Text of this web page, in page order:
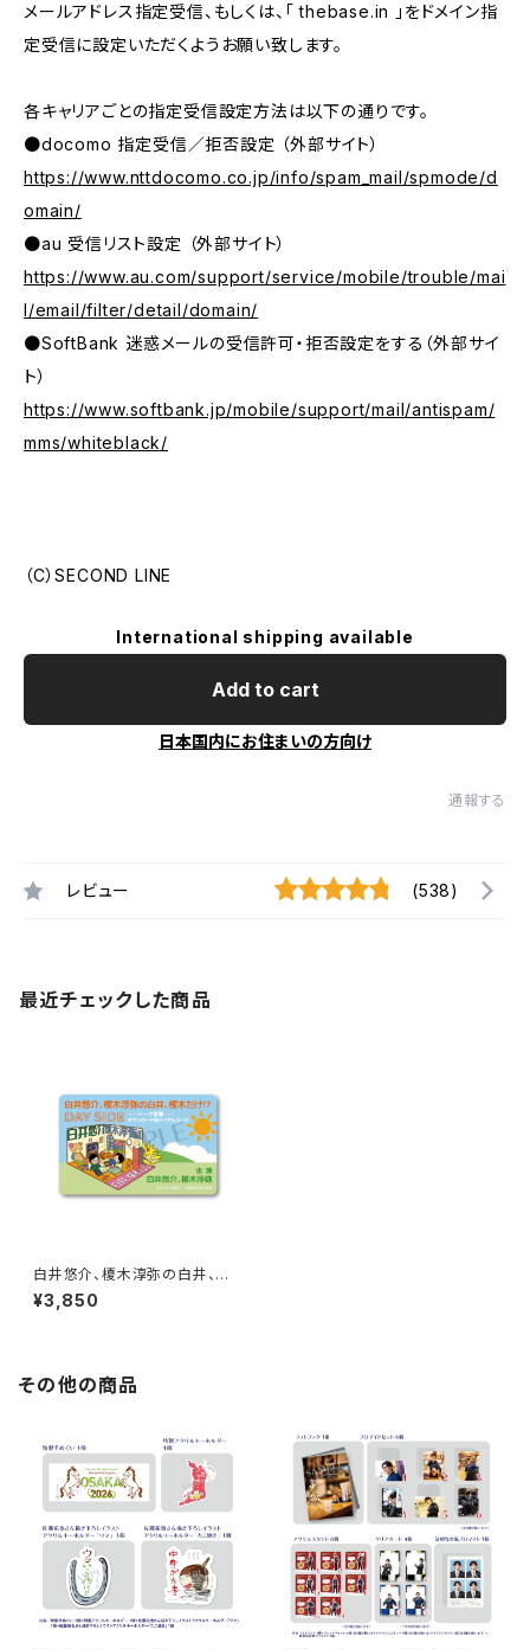
メールアドレス指定受信、もしくは、「 thebase.in 」をドメイン指
定受信に設定いただくようお願い致します。
各キャリアごとの指定受信設定方法は以下の通りです。
●docomo 指定受信／拒否設定 （外部サイト）
https://www.nttdocomo.co.jp/info/spam_mail/spmode/d
omain/
●au 受信リスト設定 （外部サイト）
https://www.au.com/support/service/mobile/trouble/mai
l/email/filter/detail/domain/
●SoftBank 迷惑メールの受信許可・拒否設定をする（外部サイ
ト）
https://www.softbank.jp/mobile/support/mail/antispam/
mms/whiteblack/
（C）SECOND LINE
International shipping available
Add to cart
日本国内にお住まいの方向け
通報する
レビュー (538)
最近チェックした商品
白井悠介、榎木淳弥の白井、榎
木だけ!? 第5回「DAY SIDE」ト
ーク音源ダウンロード用シリア
¥3,850
その他の商品